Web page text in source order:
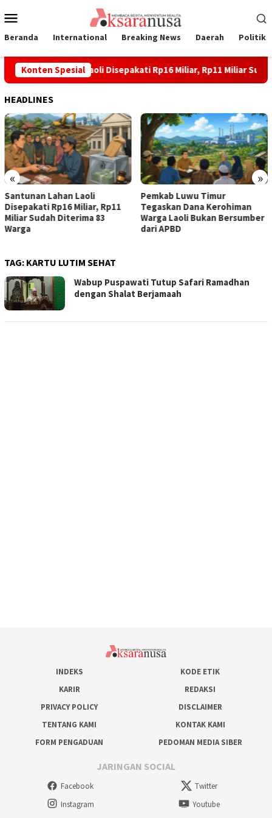
ke
Mobile
Beranda International Breaking News Daerah Politik
Konten Spesial
Santunan Lahan Laoli Disepakati Rp16 Miliar, Rp11 Miliar
HEADLINES
« »
Santunan Lahan Laoli
Disepakati Rp16 Miliar, Rp11
Miliar Sudah Diterima 83
Warga
Pemkab Luwu Timur
Tegaskan Dana Kerohiman
Warga Laoli Bukan Bersumber
dari APBD
TAG: KARTU LUTIM SEHAT
Wabup Puspawati Tutup Safari Ramadhan
dengan Shalat Berjamaah
INDEKS
KODE ETIK
KARIR
REDAKSI
PRIVACY POLICY
DISCLAIMER
TENTANG KAMI
KONTAK KAMI
FORM PENGADUAN
PEDOMAN MEDIA SIBER
JARINGAN SOCIAL
Facebook
Twitter
Instagram
Youtube